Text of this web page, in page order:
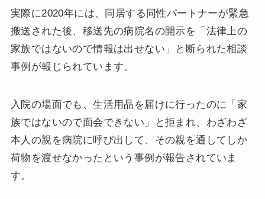
実際に2020年には、同居する同性パートナーが緊急
搬送された後、移送先の病院名の開示を「法律上の
家族ではないので情報は出せない」と断られた相談
事例が報じられています。
入院の場面でも、生活用品を届けに行ったのに「家
族ではないので面会できない」と拒まれ、わざわざ
本人の親を病院に呼び出して、その親を通してしか
荷物を渡せなかったという事例が報告されていま
す。